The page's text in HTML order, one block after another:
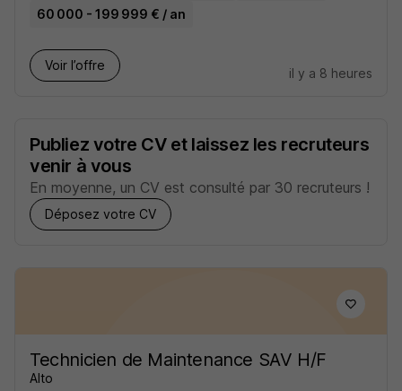
60 000 - 199 999 € / an
Voir l’offre
il y a 8 heures
Publiez votre CV et laissez les recruteurs
venir à vous
En moyenne, un CV est consulté par 30 recruteurs !
Déposez votre CV
Technicien de Maintenance SAV H/F
Alto